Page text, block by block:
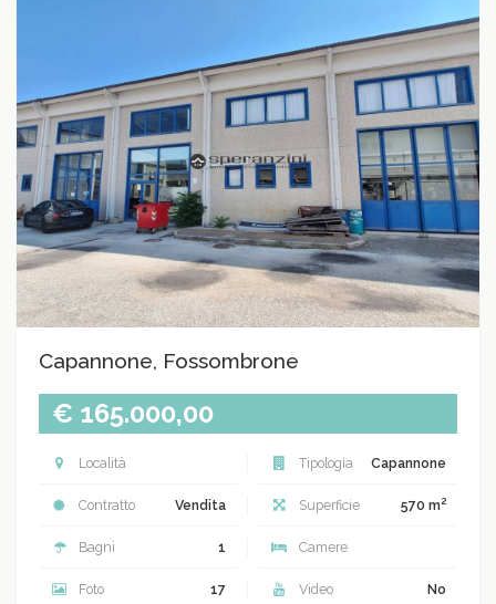
Capannone, Fossombrone
€ 165.000,00
Località Tipologia Capannone
Contratto Vendita Superficie 570 m2
Bagni 1 Camere
Foto 17 Video No